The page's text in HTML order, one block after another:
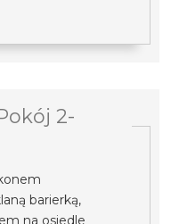
2-
barierką,
na osiedle